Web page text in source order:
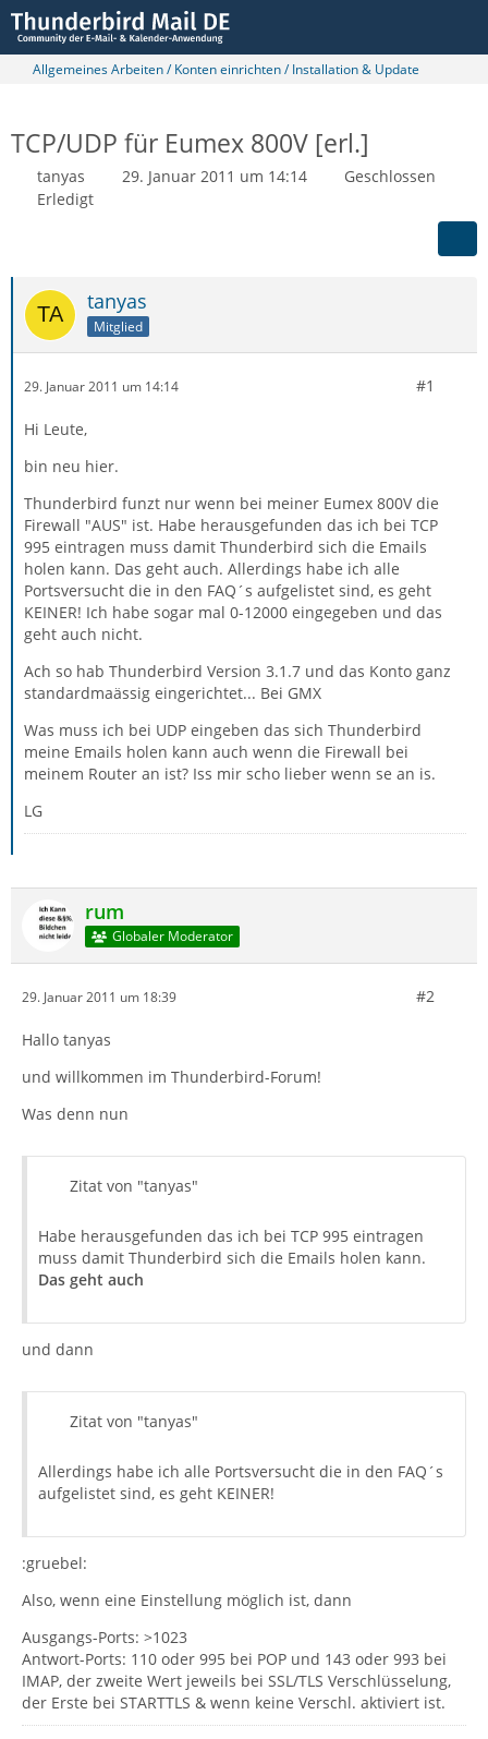
Allgemeines Arbeiten / Konten einrichten / Installation & Update
TCP/UDP für Eumex 800V [erl.]
tanyas 29. Januar 2011 um 14:14
Geschlossen
Erledigt
tanyas
Mitglied
29. Januar 2011 um 14:14 #1
Hi Leute,
bin neu hier.
Thunderbird funzt nur wenn bei meiner Eumex 800V die
Firewall "AUS" ist. Habe herausgefunden das ich bei TCP
995 eintragen muss damit Thunderbird sich die Emails
holen kann. Das geht auch. Allerdings habe ich alle
Portsversucht die in den FAQ´s aufgelistet sind, es geht
KEINER! Ich habe sogar mal 0-12000 eingegeben und das
geht auch nicht.
Ach so hab Thunderbird Version 3.1.7 und das Konto ganz
standardmaässig eingerichtet... Bei GMX
Was muss ich bei UDP eingeben das sich Thunderbird
meine Emails holen kann auch wenn die Firewall bei
meinem Router an ist? Iss mir scho lieber wenn se an is.
LG
rum
Globaler Moderator
29. Januar 2011 um 18:39 #2
Hallo tanyas
und willkommen im Thunderbird-Forum!
Was denn nun
Zitat von "tanyas"
Habe herausgefunden das ich bei TCP 995 eintragen
muss damit Thunderbird sich die Emails holen kann.
Das geht auch
und dann
Zitat von "tanyas"
Allerdings habe ich alle Portsversucht die in den FAQ´s
aufgelistet sind, es geht KEINER!
:gruebel:
Also, wenn eine Einstellung möglich ist, dann
Ausgangs-Ports: >1023
Antwort-Ports: 110 oder 995 bei POP und 143 oder 993 bei
IMAP, der zweite Wert jeweils bei SSL/TLS Verschlüsselung,
der Erste bei STARTTLS & wenn keine Verschl. aktiviert ist.